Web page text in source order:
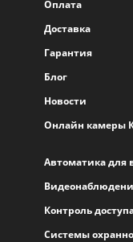
Оплата
Доставка
Гарантия
Блог
Новости
Онлайн камеры
Автоматика для
Контроль
Системы